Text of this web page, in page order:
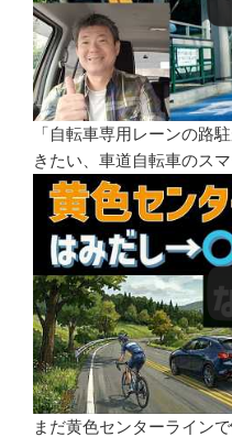
「自転車専用レーンの路
きたい、車道自転車のス
まだ黄色センターライン